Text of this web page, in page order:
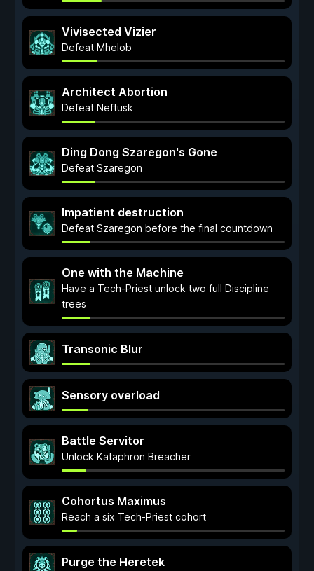
Vivisected Vizier
Defeat Mhelob
Architect Abortion
Defeat Neftusk
Ding Dong Szaregon's Gone
Defeat Szaregon
Impatient destruction
Defeat Szaregon before the final countdown
One with the Machine
Have a Tech-Priest unlock two full Discipline
trees
Transonic Blur
Sensory overload
Battle Servitor
Unlock Kataphron Breacher
Cohortus Maximus
Reach a six Tech-Priest cohort
Purge the Heretek